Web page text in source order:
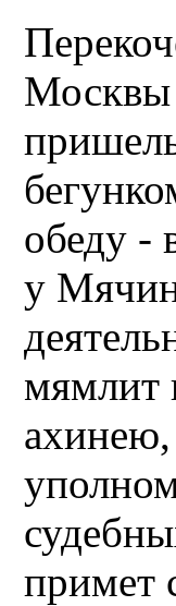
Москвы
обеду -
у
мямлит
ахинею,
примет